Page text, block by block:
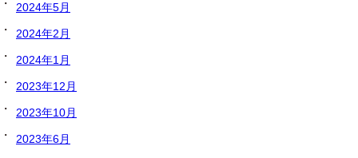
2024年5月
2024年2月
2024年1月
2023年12月
2023年10月
2023年6月